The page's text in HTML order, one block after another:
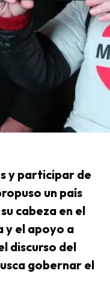
y participar de
un país
cabeza en el
y el apoyo a
discurso del
gobernar el